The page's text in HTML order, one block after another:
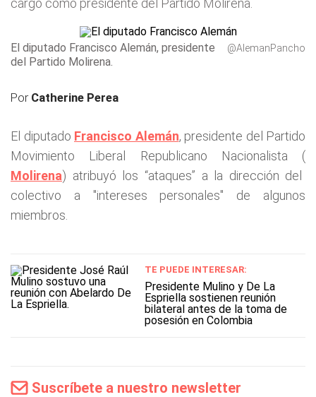
cargo como presidente del Partido Molirena.
El diputado Francisco Alemán, presidente
del Partido Molirena.
@AlemanPancho
Por Catherine Perea
El diputado Francisco Alemán, presidente del Partido
Movimiento Liberal Republicano Nacionalista (
Molirena) atribuyó los “ataques” a la dirección del
colectivo a "intereses personales" de algunos
miembros.
TE PUEDE INTERESAR:
Presidente Mulino y De La
Espriella sostienen reunión
bilateral antes de la toma de
posesión en Colombia
Suscríbete a nuestro newsletter